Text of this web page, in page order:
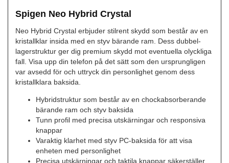
Spigen Neo Hybrid Crystal
Neo Hybrid Crystal erbjuder stilrent skydd som består av en
kristallklar insida med en styv bärande ram. Dess dubbel-
lagerstruktur ger dig premium skydd mot eventuella olyckliga
fall. Visa upp din telefon på det sätt som den ursprungligen
var avsedd för och uttryck din personlighet genom dess
kristallklara baksida.
Hybridstruktur som består av en chockabsorberande
bärande ram och styv baksida
Tunn profil med precisa utskärningar och responsiva
knappar
Varaktig klarhet med styv PC-baksida för att visa
enheten med personlighet
Precisa utskärningar och taktila knappar säkerställer